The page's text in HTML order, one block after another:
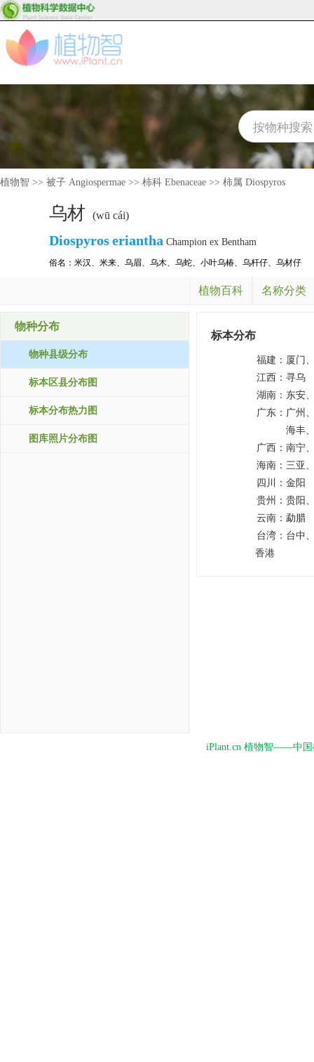
植物智 >> 被子 Angiospermae >> 柿科 Ebenaceae >> 柿属 Diospyros
乌材 (wū cái)
Diospyroseriantha Champion ex Bentham
俗名： 米汉、 米来、 乌眉、 乌木、 乌蛇、 小叶乌椿、 乌杆仔、 乌材仔
植物百科 名称分类
物种分布
物种县级分布
标本区县分布图
标本分布热力图
图库照片分布图
标本分布
福建： 厦门
江西： 寻乌
湖南： 东安
广东： 广州
海丰
广西： 南宁
海南： 三亚
四川： 金阳
贵州： 贵阳
云南： 勐腊
台湾： 台中
香港
iPlant.cn 植物智——中国